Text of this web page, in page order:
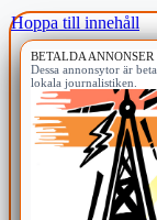
Hoppa till innehåll
BETALDA ANNONSER
Dessa annonsytor är
lokala journalistiken.